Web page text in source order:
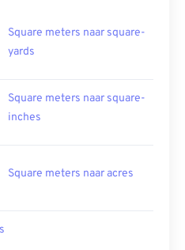
Square meters naar square-
yards
Square meters naar square-
inches
Square meters naar acres